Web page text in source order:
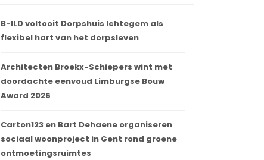
B-ILD voltooit Dorpshuis Ichtegem als
flexibel hart van het dorpsleven
Architecten Broekx-Schiepers wint met
doordachte eenvoud Limburgse Bouw
Award 2026
Carton123 en Bart Dehaene organiseren
sociaal woonproject in Gent rond groene
ontmoetingsruimtes